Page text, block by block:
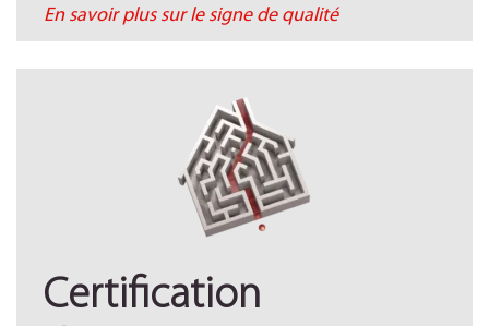
En savoir plus sur le signe de qualité
Certification